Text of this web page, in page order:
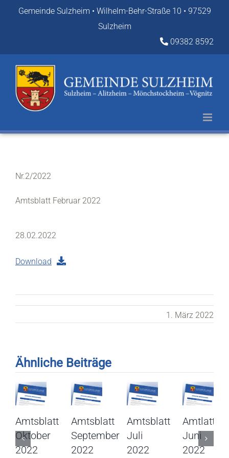
Gemeinde Sulzheim • Wilhelm-Behr-Straße 10 • 97529
Sulzheim
09382 8592
Nr.2/2022
Amtsblatt Februar 2022
28.02.2022
Download
1. März 2022
Ähnliche Beiträge
Amtsblatt
Oktober
2022
Amtsblatt
September
2022
Amtsblatt
Juli
2022
Amtlatt
Juni
2022